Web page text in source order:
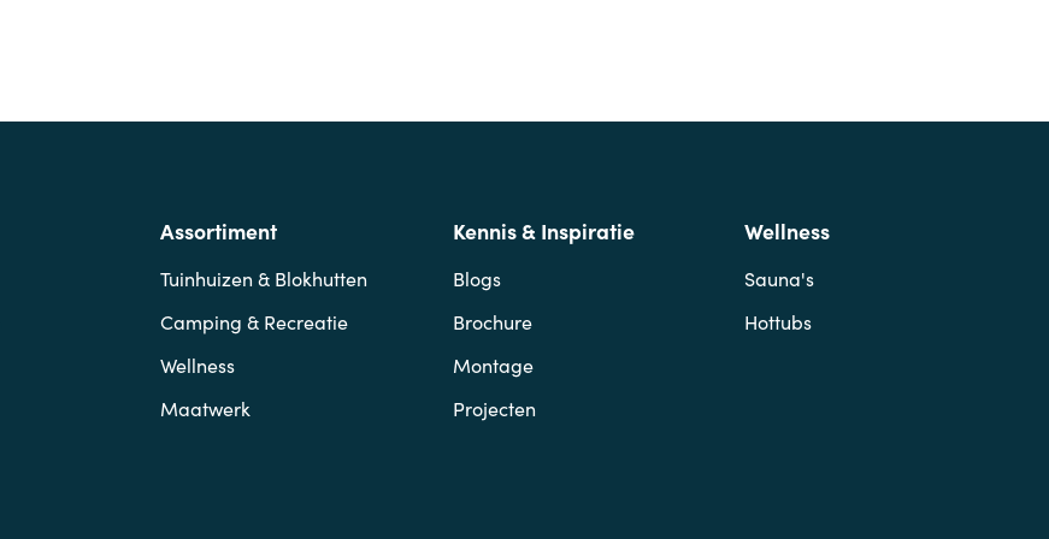
Assortiment
Tuinhuizen & Blokhutten
Camping & Recreatie
Wellness
Maatwerk
Kennis & Inspiratie
Blogs
Brochure
Montage
Projecten
Wellness
Sauna's
Hottubs